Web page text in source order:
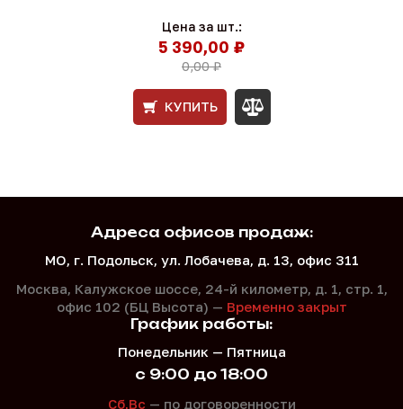
Цена за шт.:
5 390,00 ₽
0,00 ₽
КУПИТЬ
Адреса офисов продаж:
МО, г. Подольск, ул. Лобачева, д. 13, офис 311
Москва, Калужское шоссе, 24-й километр, д. 1,
стр. 1,
офис 102 (БЦ Высота) — Временно закрыт
График работы:
Понедельник — Пятница
с 9:00 до 18:00
Сб,Вс — по договоренности